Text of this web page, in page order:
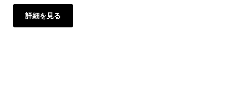
詳細を見る